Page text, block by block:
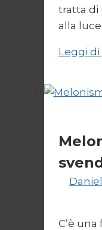
tratta di
alla
Leggi di
C’è